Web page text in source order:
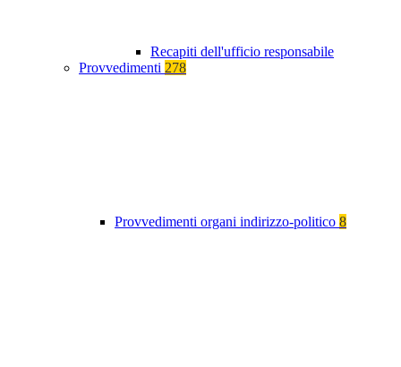
Recapiti dell'ufficio responsabile
Provvedimenti 278
Provvedimenti organi indirizzo-politico 8